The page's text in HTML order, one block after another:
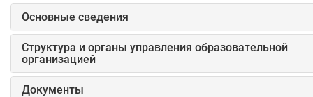
Основные сведения
Структура и органы управления образовательной
организацией
Документы